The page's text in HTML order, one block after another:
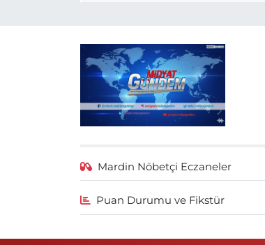
Mardin Nöbetçi Eczaneler
Puan Durumu ve Fikstür